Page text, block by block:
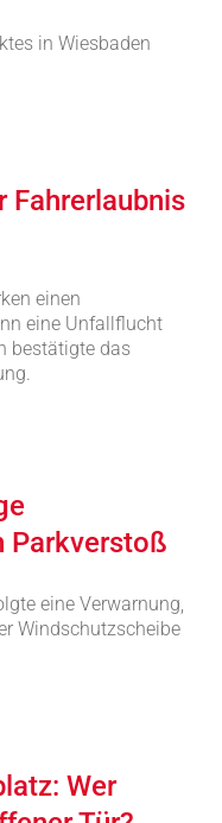
in Wiesbaden
Fahrerlaubnis
einen
eine Unfallflucht
bestätigte das
Parkverstoß
eine Verwarnung,
Windschutzscheibe
Wer